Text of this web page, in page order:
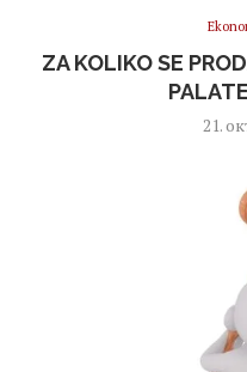
ZA KOLIKO SE
21.